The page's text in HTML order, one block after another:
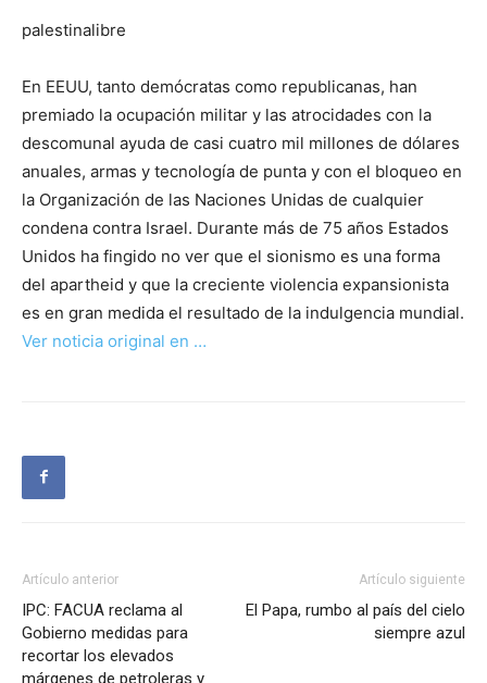
palestinalibre
En EEUU, tanto demócratas como republicanas, han
premiado la ocupación militar y las atrocidades con la
descomunal ayuda de casi cuatro mil millones de dólares
anuales, armas y tecnología de punta y con el bloqueo en
la Organización de las Naciones Unidas de cualquier
condena contra Israel. Durante más de 75 años Estados
Unidos ha fingido no ver que el sionismo es una forma
del apartheid y que la creciente violencia expansionista
es en gran medida el resultado de la indulgencia mundial.
Ver noticia original en …
Artículo anterior
IPC: FACUA reclama al
Gobierno medidas para
recortar los elevados
márgenes de petroleras y
Artículo siguiente
El Papa, rumbo al país del cielo
siempre azul